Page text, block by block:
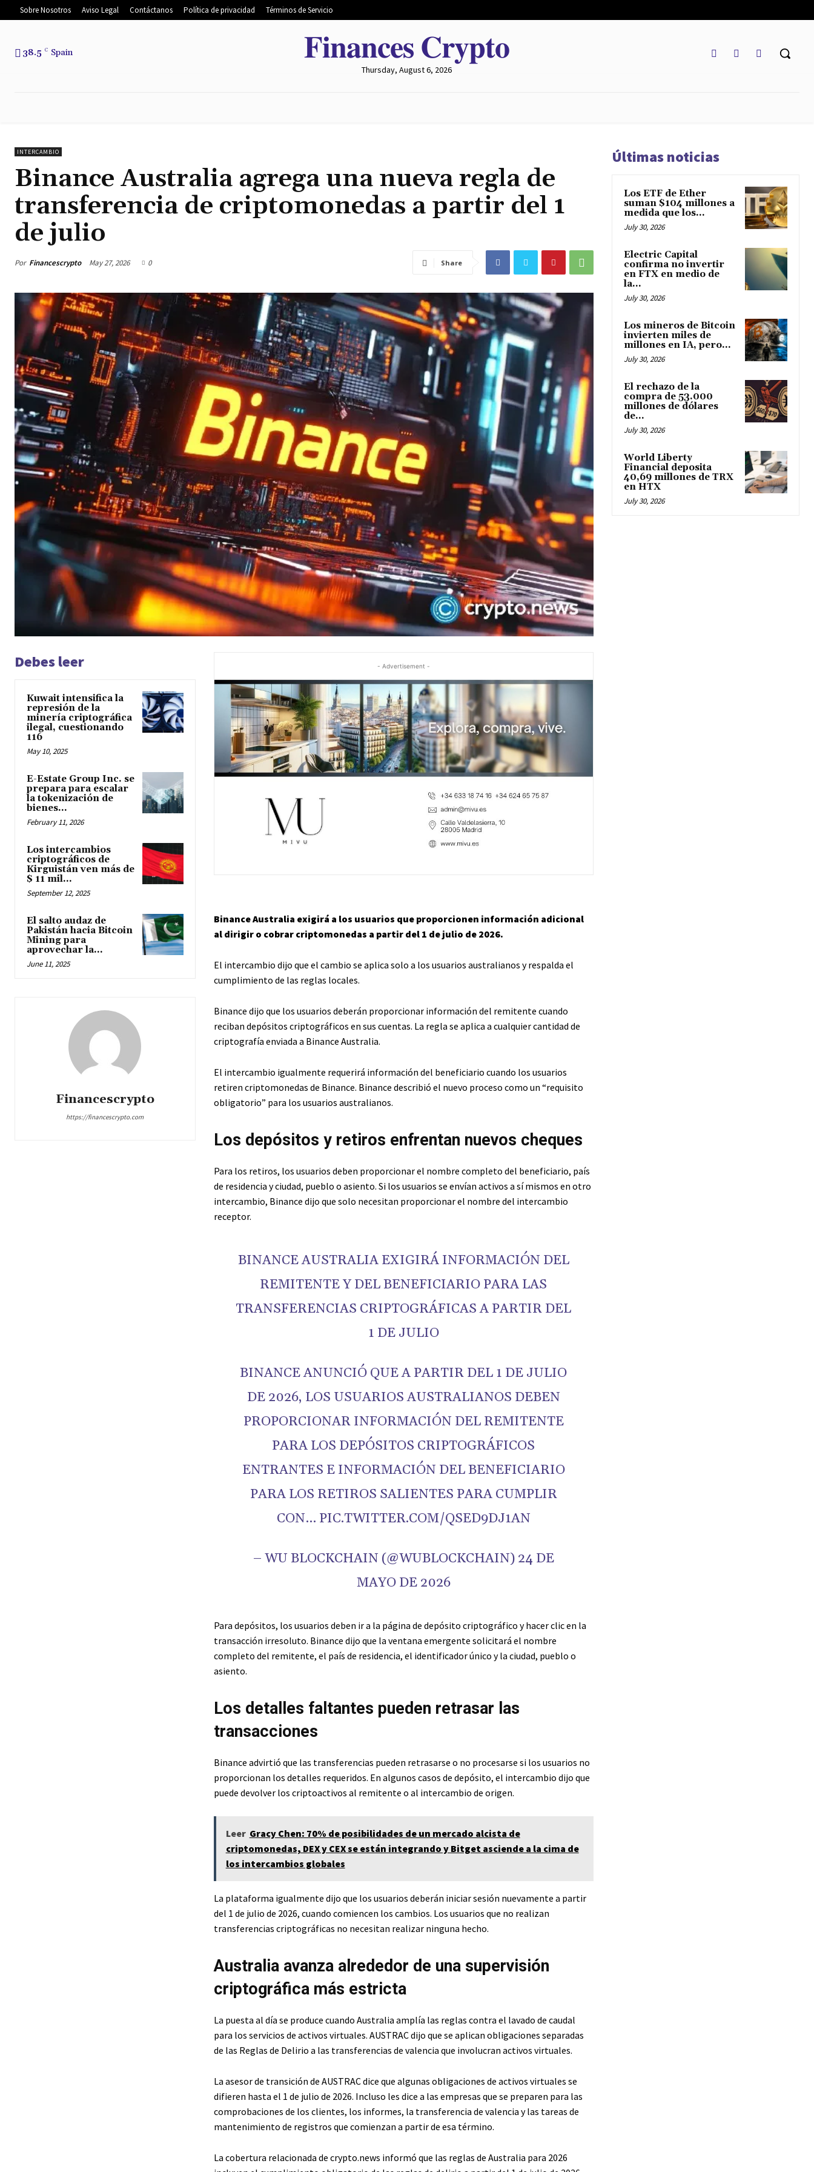
Sobre Nosotros Aviso Legal Contáctanos Política de privacidad Términos de Servicio
38.5 C Spain 𝐅𝐢𝐧𝐚𝐧𝐜𝐞𝐬 𝐂𝐫𝐲𝐩𝐭𝐨
Thursday, August 6, 2026
INTERCAMBIO
Binance Australia agrega una nueva regla de
transferencia de criptomonedas a partir del 1
de julio
Por Financescrypto May 27, 2026 0 Share
Debes leer
Kuwait intensifica la
represión de la
minería criptográfica
ilegal, cuestionando
116
May 10, 2025
E-Estate Group Inc. se
prepara para escalar
la tokenización de
bienes...
February 11, 2026
Los intercambios
criptográficos de
Kirguistán ven más de
$ 11 mil...
September 12, 2025
El salto audaz de
Pakistán hacia Bitcoin
Mining para
aprovechar la...
June 11, 2025
Financescrypto
https://financescrypto.com
- Advertisement -
Binance Australia exigirá a los usuarios que proporcionen información adicional
al dirigir o cobrar criptomonedas a partir del 1 de julio de 2026.
El intercambio dijo que el cambio se aplica solo a los usuarios australianos y respalda el
cumplimiento de las reglas locales.
Binance dijo que los usuarios deberán proporcionar información del remitente cuando
reciban depósitos criptográficos en sus cuentas. La regla se aplica a cualquier cantidad de
criptografía enviada a Binance Australia.
El intercambio igualmente requerirá información del beneficiario cuando los usuarios
retiren criptomonedas de Binance. Binance describió el nuevo proceso como un “requisito
obligatorio” para los usuarios australianos.
Los depósitos y retiros enfrentan nuevos cheques
Para los retiros, los usuarios deben proporcionar el nombre completo del beneficiario, país
de residencia y ciudad, pueblo o asiento. Si los usuarios se envían activos a sí mismos en otro
intercambio, Binance dijo que solo necesitan proporcionar el nombre del intercambio
receptor.
BINANCE AUSTRALIA EXIGIRÁ INFORMACIÓN DEL
REMITENTE Y DEL BENEFICIARIO PARA LAS
TRANSFERENCIAS CRIPTOGRÁFICAS A PARTIR DEL
1 DE JULIO
BINANCE ANUNCIÓ QUE A PARTIR DEL 1 DE JULIO
DE 2026, LOS USUARIOS AUSTRALIANOS DEBEN
PROPORCIONAR INFORMACIÓN DEL REMITENTE
PARA LOS DEPÓSITOS CRIPTOGRÁFICOS
ENTRANTES E INFORMACIÓN DEL BENEFICIARIO
PARA LOS RETIROS SALIENTES PARA CUMPLIR
CON… PIC.TWITTER.COM/QSED9DJ1AN
– WU BLOCKCHAIN (@WUBLOCKCHAIN) 24 DE
MAYO DE 2026
Para depósitos, los usuarios deben ir a la página de depósito criptográfico y hacer clic en la
transacción irresoluto. Binance dijo que la ventana emergente solicitará el nombre
completo del remitente, el país de residencia, el identificador único y la ciudad, pueblo o
asiento.
Los detalles faltantes pueden retrasar las
transacciones
Binance advirtió que las transferencias pueden retrasarse o no procesarse si los usuarios no
proporcionan los detalles requeridos. En algunos casos de depósito, el intercambio dijo que
puede devolver los criptoactivos al remitente o al intercambio de origen.
Leer Gracy Chen: 70% de posibilidades de un mercado alcista de
criptomonedas, DEX y CEX se están integrando y Bitget asciende a la cima de
los intercambios globales
La plataforma igualmente dijo que los usuarios deberán iniciar sesión nuevamente a partir
del 1 de julio de 2026, cuando comiencen los cambios. Los usuarios que no realizan
transferencias criptográficas no necesitan realizar ninguna hecho.
Australia avanza alrededor de una supervisión
criptográfica más estricta
La puesta al día se produce cuando Australia amplía las reglas contra el lavado de caudal
para los servicios de activos virtuales. AUSTRAC dijo que se aplican obligaciones separadas
de las Reglas de Delirio a las transferencias de valencia que involucran activos virtuales.
La asesor de transición de AUSTRAC dice que algunas obligaciones de activos virtuales se
difieren hasta el 1 de julio de 2026. Incluso les dice a las empresas que se preparen para las
comprobaciones de los clientes, los informes, la transferencia de valencia y las tareas de
mantenimiento de registros que comienzan a partir de esa término.
La cobertura relacionada de crypto.news informó que las reglas de Australia para 2026
Últimas noticias
Los ETF de Ether
suman $104 millones a
medida que los...
July 30, 2026
Electric Capital
confirma no invertir
en FTX en medio de
la...
July 30, 2026
Los mineros de Bitcoin
invierten miles de
millones en IA, pero...
July 30, 2026
El rechazo de la
compra de 53.000
millones de dólares
de...
July 30, 2026
World Liberty
Financial deposita
40,69 millones de TRX
en HTX
July 30, 2026